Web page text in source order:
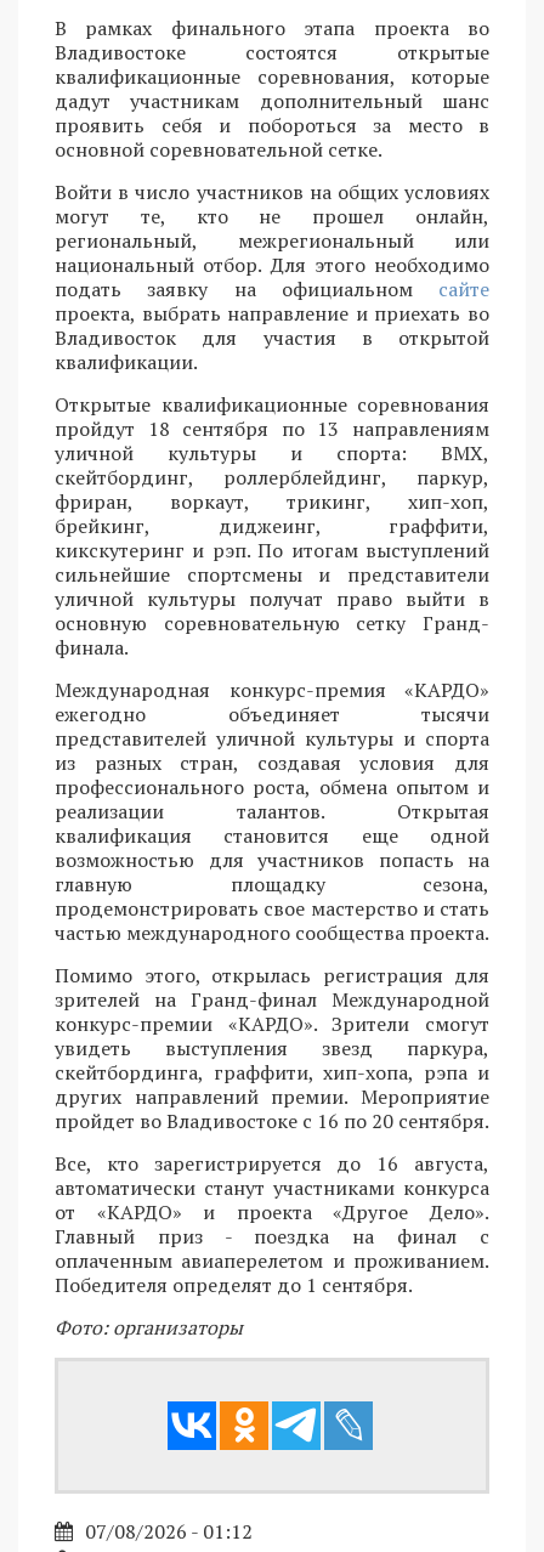
В рамках финального этапа проекта во
Владивостоке состоятся открытые
квалификационные соревнования, которые
дадут участникам дополнительный шанс
проявить себя и побороться за место в
основной соревновательной сетке.
Войти в число участников на общих условиях
могут те, кто не прошел онлайн,
региональный, межрегиональный или
национальный отбор. Для этого необходимо
подать заявку на официальном сайте
проекта, выбрать направление и приехать во
Владивосток для участия в открытой
квалификации.
Открытые квалификационные соревнования
пройдут 18 сентября по 13 направлениям
уличной культуры и спорта: BMX,
скейтбординг, роллерблейдинг, паркур,
фриран, воркаут, трикинг, хип-хоп,
брейкинг, диджеинг, граффити,
кикскутеринг и рэп. По итогам выступлений
сильнейшие спортсмены и представители
уличной культуры получат право выйти в
основную соревновательную сетку Гранд-
финала.
Международная конкурс-премия «КАРДО»
ежегодно объединяет тысячи
представителей уличной культуры и спорта
из разных стран, создавая условия для
профессионального роста, обмена опытом и
реализации талантов. Открытая
квалификация становится еще одной
возможностью для участников попасть на
главную площадку сезона,
продемонстрировать свое мастерство и стать
частью международного сообщества проекта.
Помимо этого, открылась регистрация для
зрителей на Гранд-финал Международной
конкурс-премии «КАРДО». Зрители смогут
увидеть выступления звезд паркура,
скейтбординга, граффити, хип-хопа, рэпа и
других направлений премии. Мероприятие
пройдет во Владивостоке с 16 по 20 сентября.
Все, кто зарегистрируется до 16 августа,
автоматически станут участниками конкурса
от «КАРДО» и проекта «Другое Дело».
Главный приз - поездка на финал с
оплаченным авиаперелетом и проживанием.
Победителя определят до 1 сентября.
Фото: организаторы
07/08/2026 - 01:12